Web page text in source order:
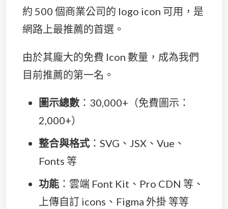
約 500 個商業公司的 logo icon 可用，是
網路上最推薦的首選。
由於其龐大的免費 Icon 數量，成為我們
目前推薦的第一名。
圖示總數 ：30,000+（免費圖示：
2,000+）
整合與格式 ：SVG、JSX、Vue、
Fonts 等
功能：雲端 Font Kit、Pro CDN 等、
上傳自訂 icons、Figma 外掛 等等